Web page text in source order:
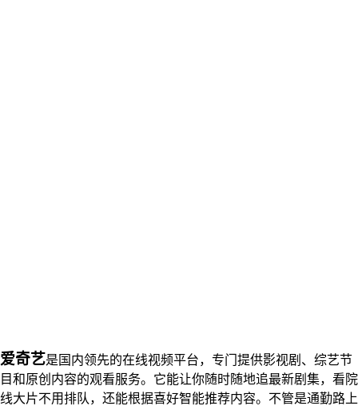
爱奇艺是国内领先的在线视频平台，专门提供影视剧、综艺节
目和原创内容的观看服务。它能让你随时随地追最新剧集，看院
线大片不用排队，还能根据喜好智能推荐内容。不管是通勤路上